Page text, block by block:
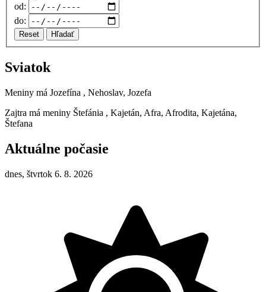
od:
do:
Reset Hľadať
Sviatok
Meniny má Jozefína , Nehoslav, Jozefa
Zajtra má meniny Štefánia , Kajetán, Afra, Afrodita, Kajetána,
Štefana
Aktuálne počasie
dnes, štvrtok 6. 8. 2026